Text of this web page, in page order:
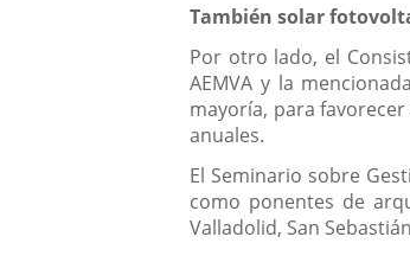
También solar
Por otro lado, el
AEMVA y la
mayoría, para
anuales.
El Seminario sobre
como ponentes de
Valladolid, San